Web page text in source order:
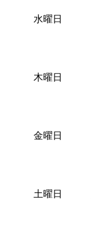
水曜日
木曜日
金曜日
土曜日